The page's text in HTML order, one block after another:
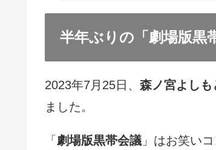
半年ぶりの「劇場版黒
2023年7月25日、 森ノ宮よしも
ました。
「 劇場版黒帯会議 」はお笑いコ